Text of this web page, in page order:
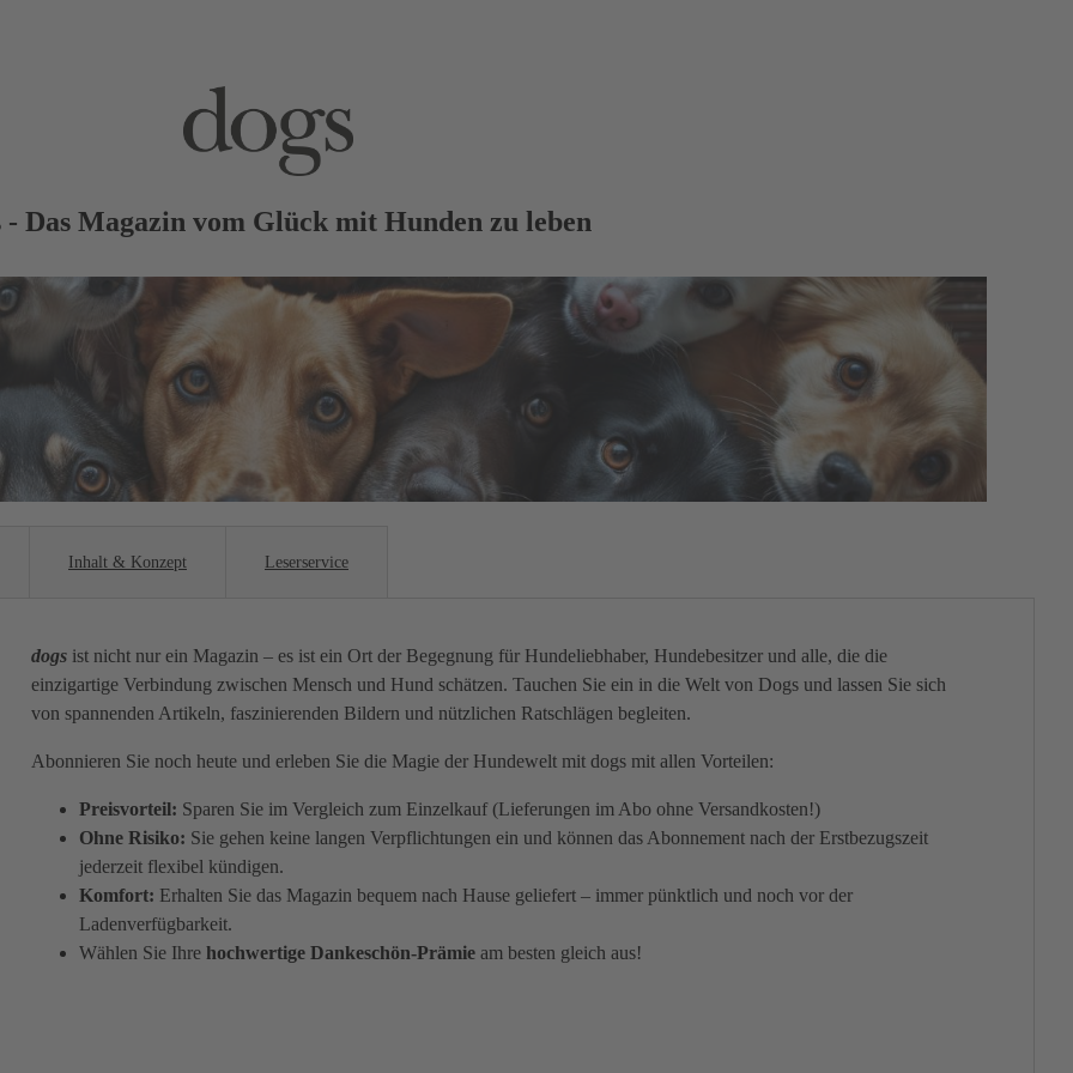
- Das Magazin vom Glück mit Hunden zu leben
Inhalt & Konzept Leserservice
dogs ist nicht nur ein Magazin – es ist ein Ort der Begegnung für Hundeliebhaber, Hundebesitzer und alle, die die
einzigartige Verbindung zwischen Mensch und Hund schätzen. Tauchen Sie ein in die Welt von Dogs und lassen Sie sich
von spannenden Artikeln, faszinierenden Bildern und nützlichen Ratschlägen begleiten.
Abonnieren Sie noch heute und erleben Sie die Magie der Hundewelt mit dogs mit allen Vorteilen:
Preisvorteil: Sparen Sie im Vergleich zum Einzelkauf (Lieferungen im Abo ohne Versandkosten!)
Ohne Risiko: Sie gehen keine langen Verpflichtungen ein und können das Abonnement nach der Erstbezugszeit
jederzeit flexibel kündigen.
Komfort: Erhalten Sie das Magazin bequem nach Hause geliefert – immer pünktlich und noch vor der
Ladenverfügbarkeit.
Wählen Sie Ihre hochwertige Dankeschön-Prämieam besten gleich aus!